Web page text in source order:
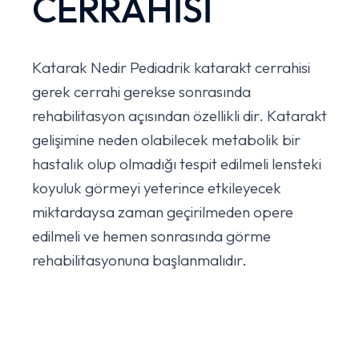
Katarak Nedir Pediadrik katarakt cerrahisi
gerek cerrahi gerekse sonrasında
rehabilitasyon açısından özellikli dir. Katarakt
gelişimine neden olabilecek metabolik bir
hastalık olup olmadığı tespit edilmeli lensteki
koyuluk görmeyi yeterince etkileyecek
miktardaysa zaman geçirilmeden opere
edilmeli ve hemen sonrasında görme
rehabilitasyonuna başlanmalıdır.